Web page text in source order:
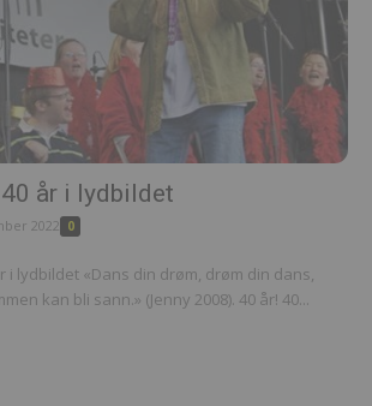
år i lydbildet
2022 0
i lydbildet «Dans din drøm, drøm din dans,
kan bli sann.» (Jenny 2008). 40 år! 40...